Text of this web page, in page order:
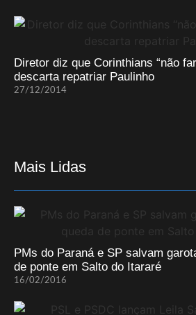
Diretor diz que Corinthians “não
descarta repatriar Paulinho
27/12/2014
Mais Lidas
PMs do Paraná e SP salvam
de ponte em Salto do Itararé
16/02/2016